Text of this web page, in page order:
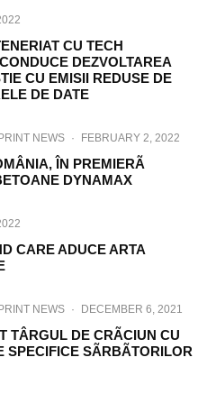
CU TECH
DEZVOLTAREA
CU EMISII REDUSE DE
DE DATE
NEWS · FEBRUARY 2, 2022
ÎN PREMIERÃ
DYNAMAX
CARE ADUCE ARTA
NEWS · DECEMBER 6, 2021
TÂRGUL DE CRÃCIUN CU
SPECIFICE SÃRBÃTORILOR